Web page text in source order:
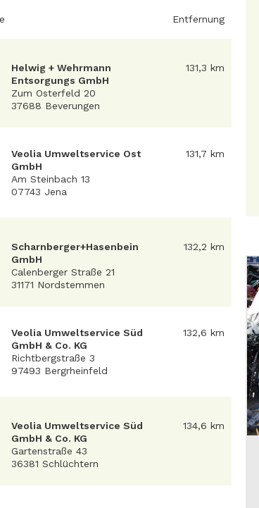
Entfernung
Helwig + Wehrmann
Entsorgungs GmbH
Zum Osterfeld 20
37688 Beverungen
131,3 km
Veolia Umweltservice Ost
GmbH
Am Steinbach 13
07743 Jena
131,7 km
Scharnberger+Hasenbein
GmbH
Calenberger Straße 21
31171 Nordstemmen
132,2 km
Veolia Umweltservice Süd
GmbH & Co. KG
Richtbergstraße 3
97493 Bergrheinfeld
132,6 km
Veolia Umweltservice Süd
GmbH & Co. KG
Gartenstraße 43
36381 Schlüchtern
134,6 km